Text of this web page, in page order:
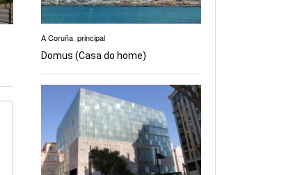
A Coruña, principal
Domus (Casa do home)